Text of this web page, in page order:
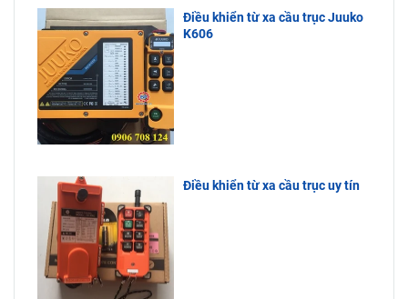
Điều khiển từ xa cầu trục Juuko
K606
Điều khiển từ xa cầu trục uy tín